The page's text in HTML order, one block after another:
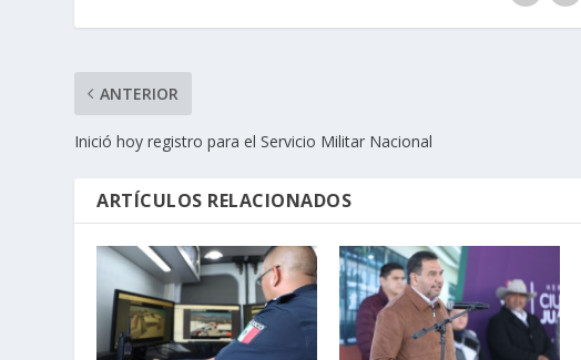
ANTERIOR
Inició hoy registro para el Servicio Militar Nacional
ARTÍCULOS RELACIONADOS